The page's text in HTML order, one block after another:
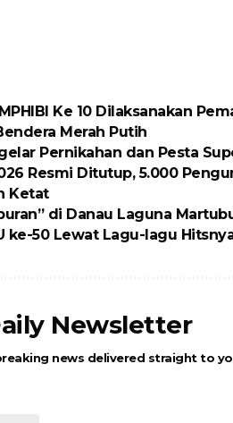
Ke 10 Dilaksanakan
Merah Putih
Pernikahan dan Pesta
Resmi Ditutup, 5.000
Ketat
di Danau Laguna
ke-50 Lewat Lagu-lagu
Newsletter
news delivered straight to